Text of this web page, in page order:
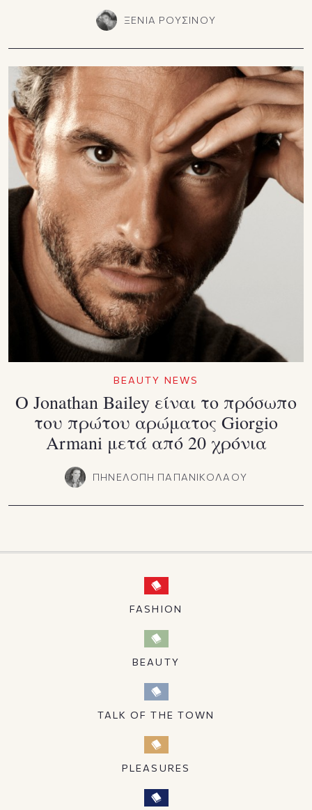
ΞΕΝΙΑ ΡΟΥΣΙΝΟΥ
BEAUTY NEWS
Ο Jonathan Bailey είναι το πρόσωπο
του πρώτου αρώματος Giorgio
Armani μετά από 20 χρόνια
ΠΗΝΕΛΟΠΗ ΠΑΠΑΝΙΚΟΛΑΟΥ
FASHION
BEAUTY
TALK OF THE TOWN
PLEASURES